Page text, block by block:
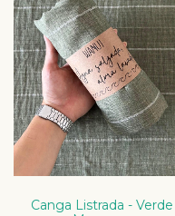
Canga Listrada - Verde